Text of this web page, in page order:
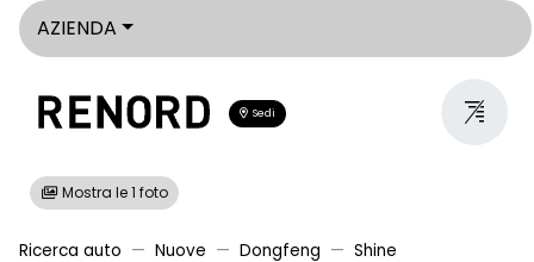
AZIENDA
Sedi
Mostra le 1 foto
Ricerca auto Nuove Dongfeng Shine